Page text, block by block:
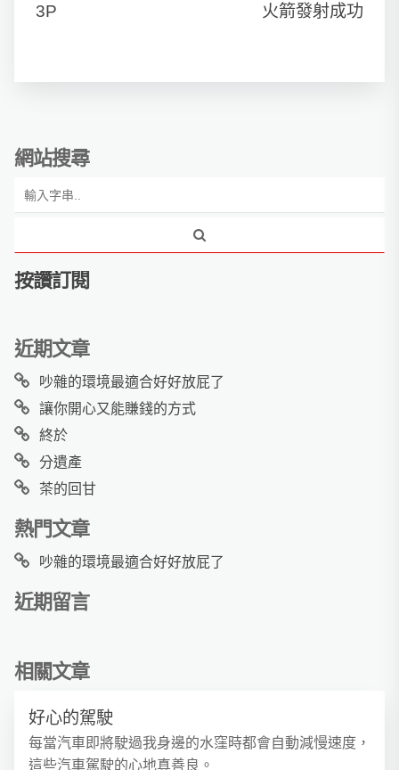
3P 火箭發射成功
網站搜尋
按讚訂閱
近期文章
吵雜的環境最適合好好放屁了
讓你開心又能賺錢的方式
終於
分遺產
茶的回甘
熱門文章
吵雜的環境最適合好好放屁了
近期留言
相關文章
好心的駕駛
每當汽車即將駛過我身邊的水窪時都會自動減慢速度，
這些汽車駕駛的心地真善良。